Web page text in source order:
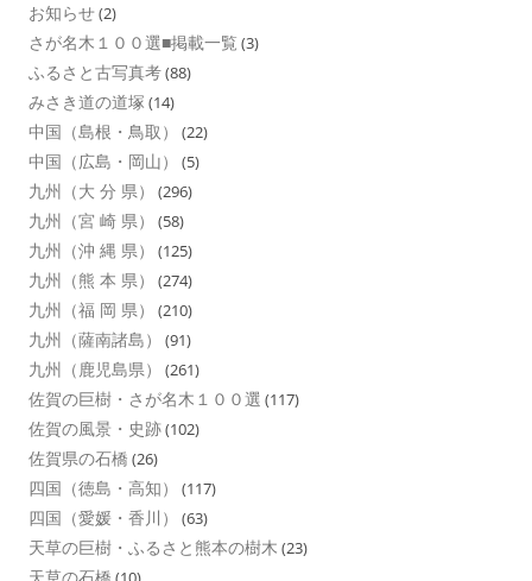
お知らせ(2)
さが名木１００選■掲載一覧 (3)
ふるさと古写真考(88)
みさき道の道塚 (14)
中国（島根・鳥取） (22)
中国（広島・岡山） (5)
九州（大 分 県） (296)
九州（宮 崎 県） (58)
九州（沖 縄 県） (125)
九州（熊 本 県） (274)
九州（福 岡 県） (210)
九州（薩南諸島） (91)
九州（鹿児島県） (261)
佐賀の巨樹・さが名木１００選 (117)
佐賀の風景・史跡(102)
佐賀県の石橋 (26)
四国（徳島・高知） (117)
四国（愛媛・香川） (63)
天草の巨樹・ふるさと熊本の樹木 (23)